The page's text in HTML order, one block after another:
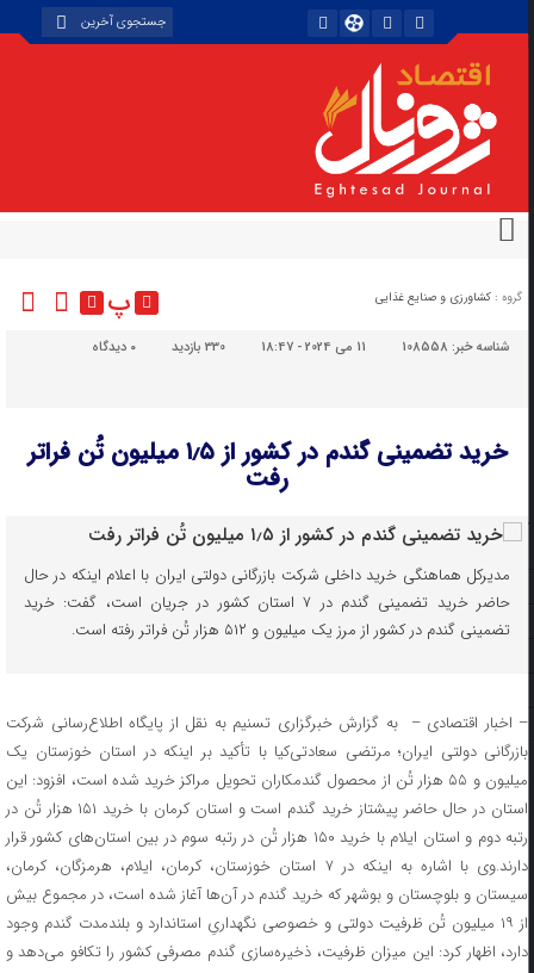
گروه : کشاورزی و صنایع غذایی پ
شناسه خبر:108558 11 می 2024 - 18:47 330 بازدید دیدگاه
خرید تضمینی گندم در کشور از ۱٫۵ میلیون تُن فراتر
رفت
مدیرکل هماهنگی خرید داخلی شرکت بازرگانی دولتی ایران با اعلام اینکه در حال
حاضر خرید تضمینی گندم در ۷ استان کشور در جریان است، گفت: خرید
تضمینی گندم در کشور از مرز یک میلیون و ۵۱۲ هزار تُن فراتر رفته است.
– اخبار اقتصادی – به گزارش خبرگزاری تسنیم به نقل از پایگاه اطلاع‌رسانی شرکت
بازرگانی دولتی ایران؛ مرتضی سعادتی‌کیا با تأکید بر اینکه در استان خوزستان یک
میلیون و ۵۵ هزار تُن از محصول گندمکاران تحویل مراکز خرید شده است، افزود: این
استان در حال حاضر پیشتاز خرید گندم است و استان‌ کرمان با خرید ۱۵۱ هزار تُن در
رتبه دوم و استان ایلام با خرید ۱۵۰ هزار تُن در رتبه سوم در بین استان‌های کشور قرار
دارند.وی با اشاره به اینکه در ۷ استان‌ خوزستان، کرمان، ایلام، هرمزگان، کرمان،
سیستان و بلوچستان و بوشهر که خرید گندم در آن‌ها آغاز شده است، در مجموع بیش
از ۱۹ میلیون تُن ظرفیت دولتی و خصوصی نگهداریِ استاندارد و بلندمدت گندم وجود
دارد، اظهار کرد: این میزان ظرفیت، ذخیره‌سازی گندم مصرفی کشور را تکافو می‌دهد و